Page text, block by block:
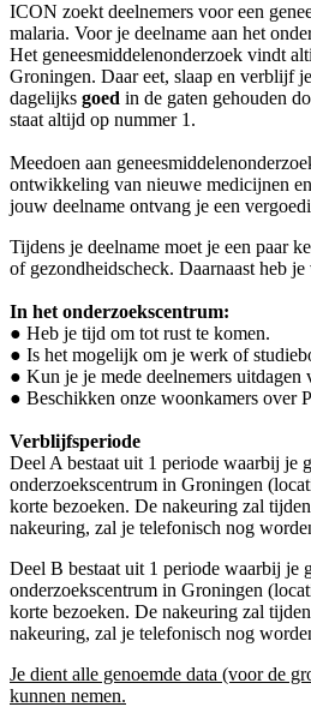
ICON zoekt deelnemers voor een
malaria. Voor je deelname aan het
Het geneesmiddelenonderzoek vindt
Groningen. Daar eet, slaap en verblijf
dagelijks goed in de gaten gehouden
staat altijd op nummer 1.
Meedoen aan
ontwikkeling van nieuwe medicijnen en
jouw deelname ontvang je een
Tijdens je deelname moet je een paar
of gezondheidscheck. Daarnaast heb
In het onderzoekscentrum:
● Heb je tijd om tot rust te komen.
● Is het mogelijk om je werk of
● Kun je je mede deelnemers
● Beschikken onze woonkamers over
Verblijfsperiode
Deel A bestaat uit 1 periode waarbij je
onderzoekscentrum in Groningen
korte bezoeken. De nakeuring zal
nakeuring, zal je telefonisch nog
Deel B bestaat uit 1 periode waarbij je
onderzoekscentrum in Groningen
korte bezoeken. De nakeuring zal
nakeuring, zal je telefonisch nog
Je dient alle genoemde data (voor de
kunnen nemen.